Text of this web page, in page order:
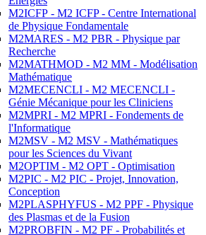
M2ICFP - M2 ICFP - Centre International
de Physique Fondamentale
M2MARES - M2 PBR - Physique par
Recherche
M2MATHMOD - M2 MM - Modélisation
Mathématique
M2MECENCLI - M2 MECENCLI -
Génie Mécanique pour les Cliniciens
M2MPRI - M2 MPRI - Fondements de
l'Informatique
M2MSV - M2 MSV - Mathématiques
pour les Sciences du Vivant
M2OPTIM - M2 OPT - Optimisation
M2PIC - M2 PIC - Projet, Innovation,
Conception
M2PLASPHYFUS - M2 PPF - Physique
des Plasmas et de la Fusion
M2PROBFIN - M2 PF - Probabilités et